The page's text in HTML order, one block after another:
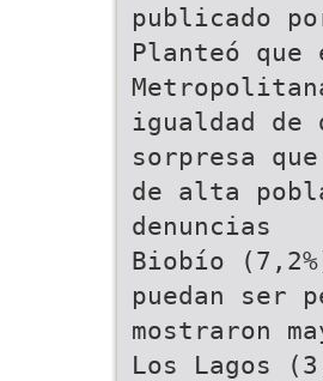
publicado
Planteó
igualdad de
sorpresa
de alta
denuncias
Biobío
puedan ser
mostraron
Los Lagos